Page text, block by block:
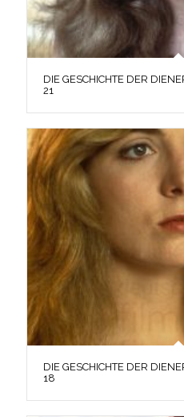
DIE GESCHICHTE DER
21
DIE GESCHICHTE DER
18